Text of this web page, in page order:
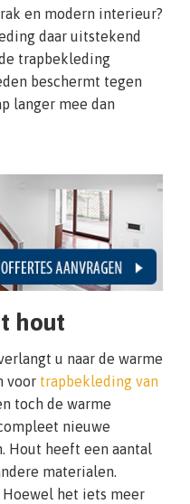
en modern interieur?
daar uitstekend
trapbekleding
beschermt tegen
langer mee dan
hout
u naar de warme
voor trapbekleding van
toch de warme
nieuwe
Hout heeft een aantal
materialen.
het iets meer